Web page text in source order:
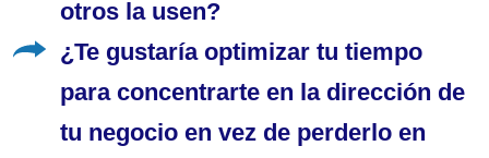
otros la usen?
¿Te gustaría optimizar tu tiempo
para concentrarte en la dirección de
tu negocio en vez de perderlo en